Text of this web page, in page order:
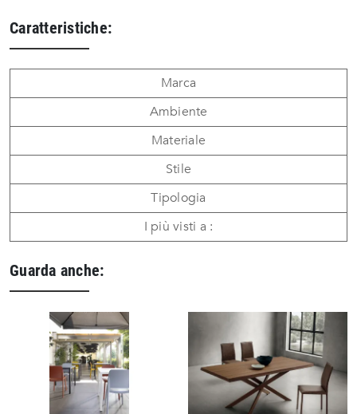
Caratteristiche:
Marca
Ambiente
Materiale
Stile
Tipologia
I più visti a :
Guarda anche: